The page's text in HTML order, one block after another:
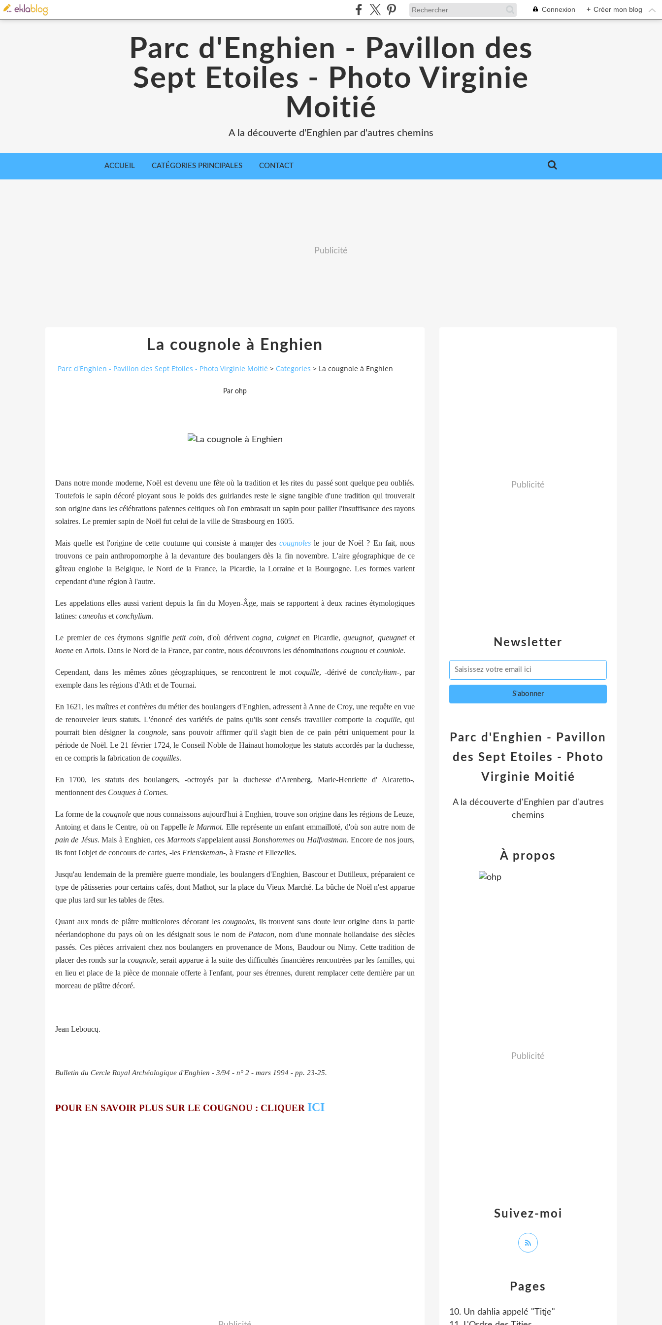
Connexion + Créer mon blog
Parc d'Enghien - Pavillon des
Sept Etoiles - Photo Virginie
Moitié
A la découverte d'Enghien par d'autres chemins
ACCUEIL CATÉGORIES PRINCIPALES CONTACT
Publicité
La cougnole à Enghien
Parc d'Enghien - Pavillon des Sept Etoiles - Photo Virginie Moitié > Categories > La cougnole à Enghien
Par ohp
Dans notre monde moderne, Noël est devenu une fête où la tradition et les rites du passé sont quelque peu oubliés.
Toutefois le sapin décoré ployant sous le poids des guirlandes reste le signe tangible d'une tradition qui trouverait
son origine dans les célébrations païennes celtiques où l'on embrasait un sapin pour pallier l'insuffisance des rayons
solaires. Le premier sapin de Noël fut celui de la ville de Strasbourg en 1605.
Mais quelle est l'origine de cette coutume qui consiste à manger des cougnoles le jour de Noël ? En fait, nous
trouvons ce pain anthropomorphe à la devanture des boulangers dès la fin novembre. L'aire géographique de ce
gâteau englobe la Belgique, le Nord de la France, la Picardie, la Lorraine et la Bourgogne. Les formes varient
cependant d'une région à l'autre.
Les appelations elles aussi varient depuis la fin du Moyen-Âge, mais se rapportent à deux racines étymologiques
latines: cuneolus et conchylium.
Le premier de ces étymons signifie petit coin, d'où dérivent cogna, cuigneten Picardie, queugnot, queugnetet
koene en Artois. Dans le Nord de la France, par contre, nous découvrons les dénominations cougnou et couniole.
Cependant, dans les mêmes zônes géographiques, se rencontrent le mot coquille, -dérivé de conchylium-, par
exemple dans les régions d'Ath et de Tournai.
En 1621, les maîtres et confrères du métier des boulangers d'Enghien, adressent à Anne de Croy, une requête en vue
de renouveler leurs statuts. L'énoncé des variétés de pains qu'ils sont censés travailler comporte la coquille, qui
pourrait bien désigner la cougnole, sans pouvoir affirmer qu'il s'agit bien de ce pain pétri uniquement pour la
période de Noël. Le 21 février 1724, le Conseil Noble de Hainaut homologue les statuts accordés par la duchesse,
en ce compris la fabrication de coquilles.
En 1700, les statuts des boulangers, -octroyés par la duchesse d'Arenberg, Marie-Henriette d' Alcaretto-,
mentionnent des Couques à Cornes.
La forme de la cougnole que nous connaissons aujourd'hui à Enghien, trouve son origine dans les régions de Leuze,
Antoing et dans le Centre, où on l'appelle le Marmot. Elle représente un enfant emmailloté, d'où son autre nom de
pain de Jésus. Mais à Enghien, ces Marmotss'appelaient aussi Bonshommesou Halfvastman. Encore de nos jours,
ils font l'objet de concours de cartes, -les Frienskeman-, à Frasne et Ellezelles.
Jusqu'au lendemain de la première guerre mondiale, les boulangers d'Enghien, Bascour et Dutilleux, préparaient ce
type de pâtisseries pour certains cafés, dont Mathot, sur la place du Vieux Marché. La bûche de Noël n'est apparue
que plus tard sur les tables de fêtes.
Quant aux ronds de plâtre multicolores décorant lescougnoles, ils trouvent sans doute leur origine dans la partie
néerlandophone du pays où on les désignait sous le nom de Patacon, nom d'une monnaie hollandaise des siècles
passés. Ces pièces arrivaient chez nos boulangers en provenance de Mons, Baudour ou Nimy. Cette tradition de
placer des ronds sur la cougnole, serait apparue à la suite des difficultés financières rencontrées par les familles, qui
en lieu et place de la pièce de monnaie offerte à l'enfant, pour ses étrennes, durent remplacer cette dernière par un
morceau de plâtre décoré.
Jean Leboucq.
Bulletin du Cercle Royal Archéologique d'Enghien - 3/94 - n° 2 - mars 1994 - pp. 23-25.
POUR EN SAVOIR PLUS SUR LE COUGNOU : CLIQUER ICI
Newsletter
Publicité
Pages
10. Un dahlia appelé "Titje"
Parc d'Enghien - Pavillon
des Sept Etoiles - Photo
Virginie Moitié
A la découverte d'Enghien par d'autres
chemins
Suivez-moi
À propos
Publicité